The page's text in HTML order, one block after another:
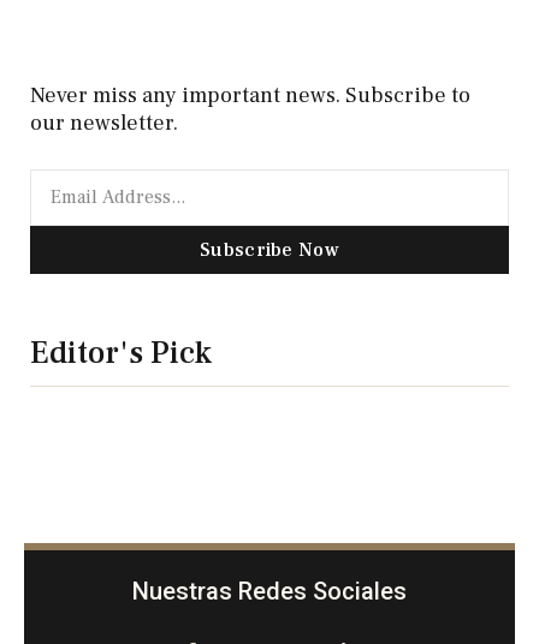
Never miss any important news. Subscribe to
our newsletter.
Subscribe Now
Editor's Pick
Nuestras Redes Sociales